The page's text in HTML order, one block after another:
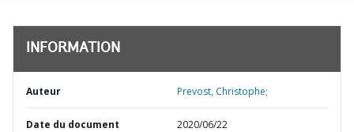
INFORMATION
Auteur Prevost, Christophe;
Date du document 2020/06/22